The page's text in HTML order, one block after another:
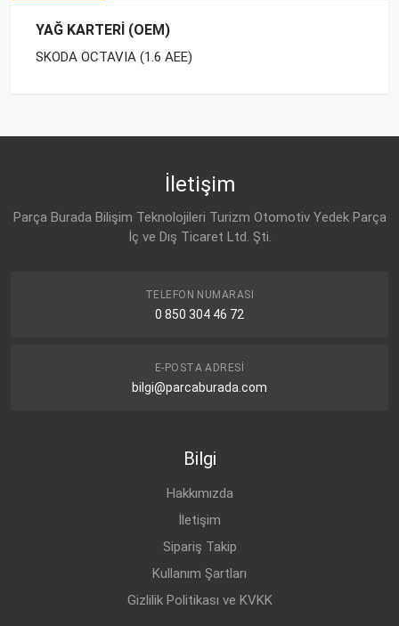
YAĞ KARTERİ (OEM)
SKODA OCTAVIA (1.6 AEE)
İletişim
Parça Burada Bilişim Teknolojileri Turizm Otomotiv Yedek Parça
İç ve Dış Ticaret Ltd. Şti.
TELEFON NUMARASI
0 850 304 46 72
E-POSTA ADRESI
bilgi@parcaburada.com
Bilgi
Hakkımızda
İletişim
Sipariş Takip
Kullanım Şartları
Gizlilik Politikası ve KVKK